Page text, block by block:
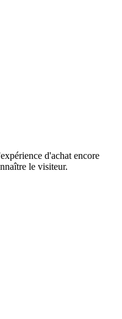
d'achat encore
le visiteur.